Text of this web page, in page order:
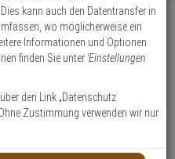
für AX-
kann auch den Datentransfer in
wo möglicherweise ein
Informationen und Optionen
finden Sie unter 'Einstellungen
den Link „Datenschutz
Zustimmung verwenden wir nur